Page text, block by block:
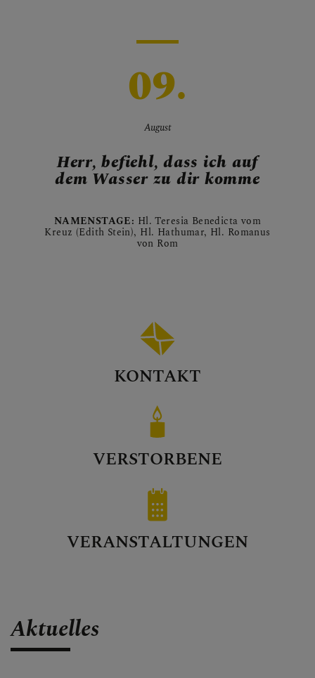
09.
August
Herr, befiehl, dass ich auf
dem Wasser zu dir komme
NAMENSTAGE: Hl. Teresia Benedicta vom
Kreuz (Edith Stein), Hl. Hathumar, Hl. Romanus
von Rom
KONTAKT
VERSTORBENE
VERANSTALTUNGEN
Aktuelles